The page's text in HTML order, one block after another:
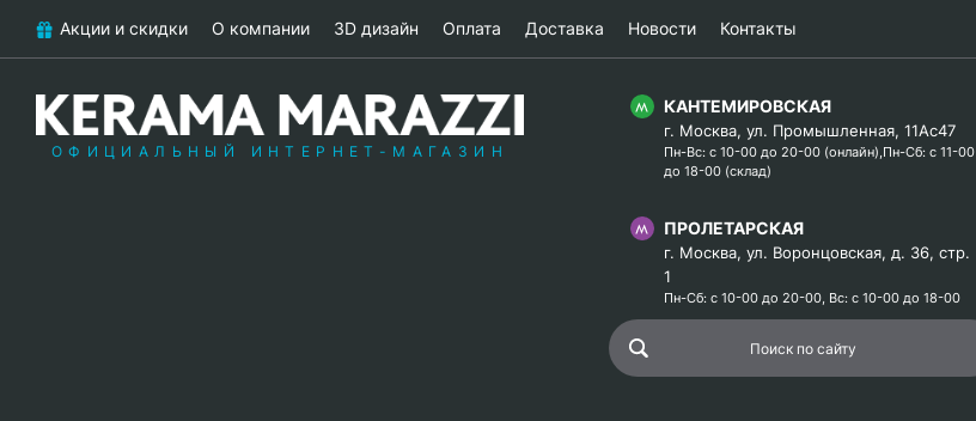
Акции и скидки О компании 3D дизайн Оплата Доставка Новости Контакты
ОФИЦИАЛЬНЫЙ ИНТЕРНЕТ-МАГАЗИН
КАНТЕМИРОВСКАЯ
г. Москва, ул. Промышленная, 11Ас47
Пн-Вс: с 10-00 до 20-00 (онлайн),Пн-Сб: с 11-00
до 18-00 (склад)
ПРОЛЕТАРСКАЯ
г. Москва, ул. Воронцовская, д. 36, стр.
1
Пн-Сб: с 10-00 до 20-00, Вс: с 10-00 до 18-00